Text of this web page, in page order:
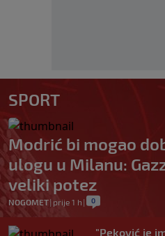
SPORT
Modrić bi mogao
ulogu u Milanu:
veliki potez
NOGOMET| prije 1 h | 0
"Peković je